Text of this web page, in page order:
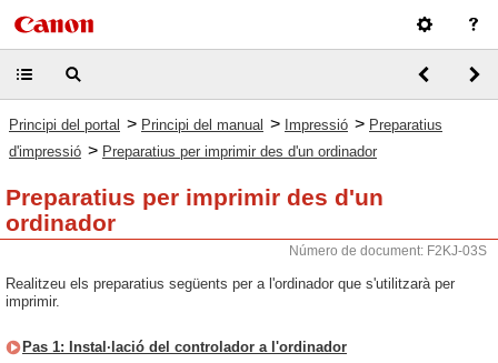
Principi del portal > Principi del manual > Impressió > Preparatius
d'impressió > Preparatius per imprimir des d'un ordinador
Preparatius per imprimir des d'un
ordinador
Número de document: F2KJ-03S
Realitzeu els preparatius següents per a l'ordinador que s'utilitzarà per
imprimir.
Pas 1: Instal·lació del controlador a l'ordinador